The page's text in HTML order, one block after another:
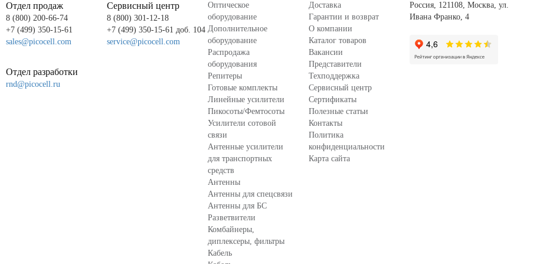
Отдел продаж
8 (800) 200-66-74
+7 (499) 350-15-61
sales@picocell.com
Сервисный центр
8 (800) 301-12-18
+7 (499) 350-15-61 доб. 104
service@picocell.com
Отдел разработки
rnd@picocell.ru
Оптическое
оборудование
Дополнительное
оборудование
Распродажа
оборудования
Репитеры
Готовые комплекты
Линейные усилители
Пикосоты/Фемтосоты
Усилители сотовой
связи
Антенные усилители
для транспортных
средств
Антенны
Антенны для спецсвязи
Антенны для БС
Разветвители
Комбайнеры,
диплексеры, фильтры
Кабель
Доставка
Гарантии и возврат
О компании
Каталог товаров
Вакансии
Представители
Техподдержка
Сервисный центр
Сертификаты
Полезные статьи
Контакты
Политика
конфиденциальности
Карта сайта
Россия, 121108, Москва, ул.
Ивана Франко, 4